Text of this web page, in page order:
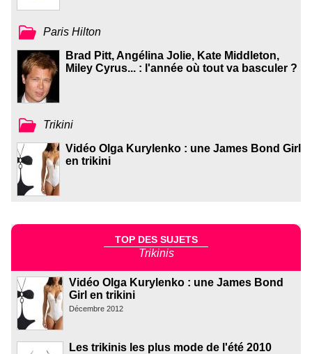
Paris Hilton
Brad Pitt, Angélina Jolie, Kate Middleton,
Miley Cyrus... : l'année où tout va basculer ?
Trikini
Vidéo Olga Kurylenko : une James Bond Girl
en trikini
TOP DES SUJETS
Trikinis
Vidéo Olga Kurylenko : une James Bond
Girl en trikini
Décembre 2012
Les trikinis les plus mode de l'été 2010